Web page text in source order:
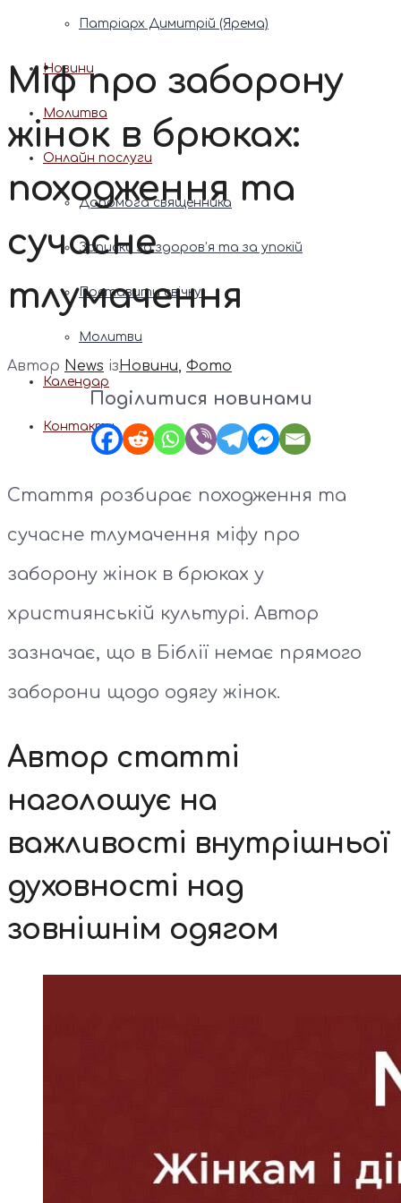
Патріарх Димитрій (Ярема)
Новини
Молитва
Онлайн послуги
Допомога священника
Записки за здоров’я та за упокій
Поставити свічку
Молитви
Календар
Контакти
Міф про заборону
жінок в брюках:
походження та
сучасне
тлумачення
Автор News ізНовини, Фото
Поділитися новинами
Стаття розбирає походження та
сучасне тлумачення міфу про
заборону жінок в брюках у
християнській культурі. Автор
зазначає, що в Біблії немає прямого
заборони щодо одягу жінок.
Автор статті
наголошує на
важливості внутрішньої
духовності над
зовнішнім одягом